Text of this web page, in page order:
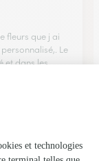
fleurs que j ai
Le
et dans les